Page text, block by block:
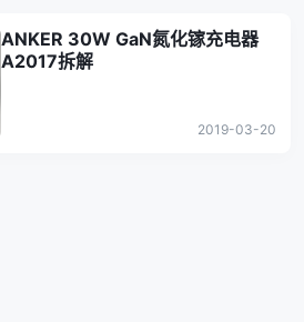
ANKER 30W GaN氮化镓充电器
A2017拆解
2019-03-20